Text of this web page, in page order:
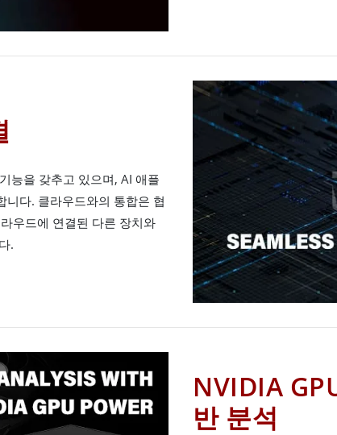
능을 갖추고 있으며, AI 애플
다. 클라우드와의 통합은 협
우드에 연결된 다른 장치와
.
NVIDIA
반 분석